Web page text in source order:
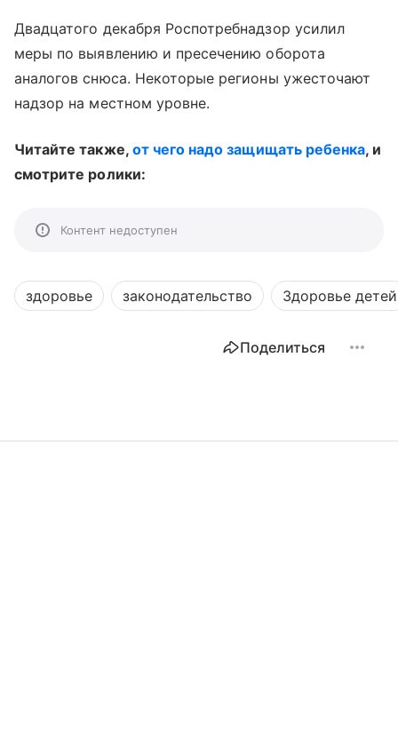
Двадцатого декабря Роспотребнадзор усилил
меры по выявлению и пресечению оборота
аналогов снюса. Некоторые регионы ужесточают
надзор на местном уровне.
Читайте также, от чего надо защищать ребенка, и
смотрите ролики:
Контент недоступен
здоровье законодательство Здоровье детей
Поделиться